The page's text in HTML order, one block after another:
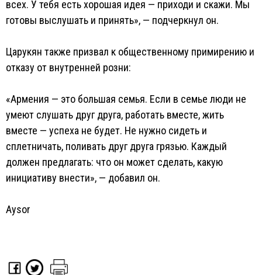
всех. У тебя есть хорошая идея — приходи и скажи. Мы
готовы выслушать и принять», — подчеркнул он.
Царукян также призвал к общественному примирению и
отказу от внутренней розни:
«Армения — это большая семья. Если в семье люди не
умеют слушать друг друга, работать вместе, жить
вместе — успеха не будет. Не нужно сидеть и
сплетничать, поливать друг друга грязью. Каждый
должен предлагать: что он может сделать, какую
инициативу внести», — добавил он.
Aysor